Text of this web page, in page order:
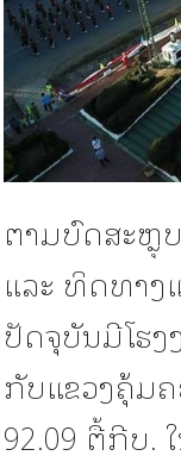
ຕາມບົດສະຫຼຸ
ແລະ ທິດທາງ
ປັດຈຸບັນມີໂຮ
ກັບແຂວງຄຸ້ມ
92.09 ຕື້ກີບ.